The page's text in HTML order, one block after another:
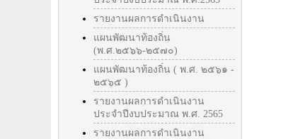
รายงานผลการดำเนินงาน
แผนพัฒนาท้องถิ่น
(พ.ศ.๒๕๖๖-๒๕๗๐)
แผนพัฒนาท้องถิ่น ( พ.ศ. ๒๕๖๑ -
๒๕๖๕ )
รายงานผลการดำเนินงาน
ประจำปีงบประมาณ พ.ศ. 2565
รายงานผลการดำเนินงาน